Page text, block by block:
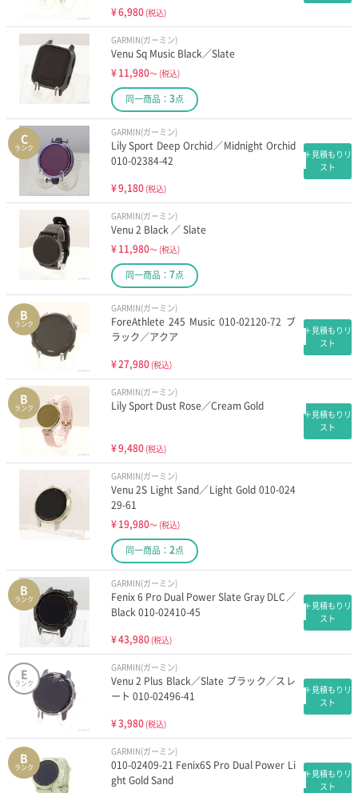
¥6,980 (税込)
GARMIN(ガーミン)
Venu Sq Music Black／Slate
¥11,980～ (税込)
同一商品： 3点
C
ランク
GARMIN(ガーミン)
Lily Sport Deep Orchid／Midnight Orchid
010-02384-42
¥9,180 (税込)
＋見積もりリ
スト
GARMIN(ガーミン)
Venu 2 Black ／ Slate
¥11,980～ (税込)
同一商品： 7点
B
ランク
GARMIN(ガーミン)
ForeAthlete 245 Music 010-02120-72 ブ
ラック／アクア
¥27,980 (税込)
＋見積もりリ
スト
B
ランク
GARMIN(ガーミン)
Lily Sport Dust Rose／Cream Gold
¥9,480 (税込)
＋見積もりリ
スト
GARMIN(ガーミン)
Venu 2S Light Sand／Light Gold 010-024
29-61
¥19,980～ (税込)
同一商品： 2点
B
ランク
GARMIN(ガーミン)
Fenix 6 Pro Dual Power Slate Gray DLC／
Black 010-02410-45
¥43,980 (税込)
＋見積もりリ
スト
E
ランク
GARMIN(ガーミン)
Venu 2 Plus Black／Slate ブラック／スレ
ート 010-02496-41
¥3,980 (税込)
＋見積もりリ
スト
B
ランク
GARMIN(ガーミン)
010-02409-21 Fenix6S Pro Dual Power Li
ght Gold Sand
＋見積もりリ
スト